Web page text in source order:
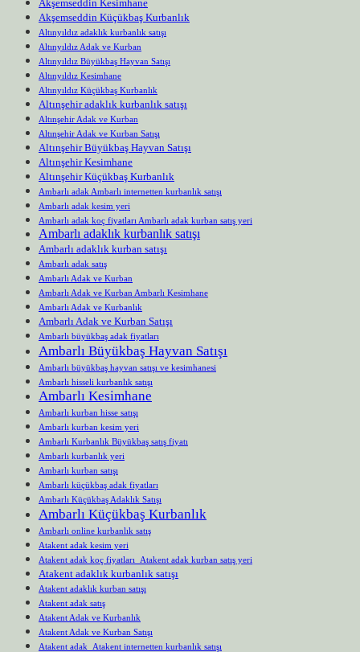
Akşemseddin Kesimhane
Akşemseddin Küçükbaş Kurbanlık
Altınyıldız adaklık kurbanlık satışı
Altınyıldız Adak ve Kurban
Altınyıldız Büyükbaş Hayvan Satışı
Altınyıldız Kesimhane
Altınyıldız Küçükbaş Kurbanlık
Altınşehir adaklık kurbanlık satışı
Altınşehir Adak ve Kurban
Altınşehir Adak ve Kurban Satışı
Altınşehir Büyükbaş Hayvan Satışı
Altınşehir Kesimhane
Altınşehir Küçükbaş Kurbanlık
Ambarlı adak Ambarlı internetten kurbanlık satışı
Ambarlı adak kesim yeri
Ambarlı adak koç fiyatları Ambarlı adak kurban satış yeri
Ambarlı adaklık kurbanlık satışı
Ambarlı adaklık kurban satışı
Ambarlı adak satış
Ambarlı Adak ve Kurban
Ambarlı Adak ve Kurban Ambarlı Kesimhane
Ambarlı Adak ve Kurbanlık
Ambarlı Adak ve Kurban Satışı
Ambarlı büyükbaş adak fiyatları
Ambarlı Büyükbaş Hayvan Satışı
Ambarlı büyükbaş hayvan satışı ve kesimhanesi
Ambarlı hisseli kurbanlık satışı
Ambarlı Kesimhane
Ambarlı kurban hisse satışı
Ambarlı kurban kesim yeri
Ambarlı Kurbanlık Büyükbaş satış fiyatı
Ambarlı kurbanlık yeri
Ambarlı kurban satışı
Ambarlı küçükbaş adak fiyatları
Ambarlı Küçükbaş Adaklık Satışı
Ambarlı Küçükbaş Kurbanlık
Ambarlı online kurbanlık satış
Atakent adak kesim yeri
Atakent adak koç fiyatları Atakent adak kurban satış yeri
Atakent adaklık kurbanlık satışı
Atakent adaklık kurban satışı
Atakent adak satış
Atakent Adak ve Kurbanlık
Atakent Adak ve Kurban Satışı
Atakent adak Atakent internetten kurbanlık satışı